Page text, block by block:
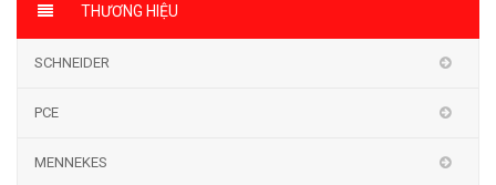
THƯƠNG HIỆU
SCHNEIDER
PCE
MENNEKES